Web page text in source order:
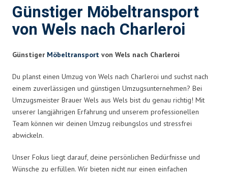
Günstiger Möbeltransport
von Wels nach Charleroi
Günstiger Möbeltransport von Wels nach Charleroi
Du planst einen Umzug von Wels nach Charleroi und suchst nach
einem zuverlässigen und günstigen Umzugsunternehmen? Bei
Umzugsmeister Brauer Wels aus Wels bist du genau richtig! Mit
unserer langjährigen Erfahrung und unserem professionellen
Team können wir deinen Umzug reibungslos und stressfrei
abwickeln.
Unser Fokus liegt darauf, deine persönlichen Bedürfnisse und
Wünsche zu erfüllen. Wir bieten nicht nur einen einfachen